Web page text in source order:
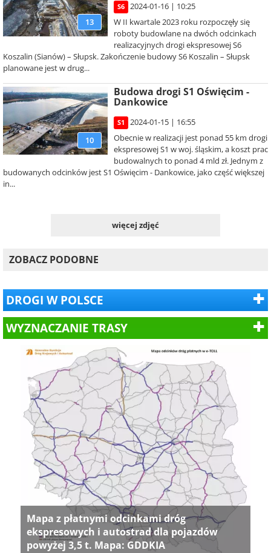
13
S6
2024-01-16 | 10:25
W II kwartale 2023 roku rozpoczęły się
roboty budowlane na dwóch odcinkach
realizacyjnych drogi ekspresowej S6
Koszalin (Sianów) – Słupsk. Zakończenie budowy S6 Koszalin – Słupsk
planowane jest w drug...
10
Budowa drogi S1 Oświęcim -
Dankowice
S1
2024-01-15 | 16:55
Obecnie w realizacji jest ponad 55 km drogi
ekspresowej S1 w woj. śląskim, a koszt prac
budowalnych to ponad 4 mld zł. Jednym z
budowanych odcinków jest S1 Oświęcim - Dankowice, jako część większej
in...
więcej zdjęć
ZOBACZ PODOBNE
DROGI W POLSCE
WYZNACZANIE TRASY
Mapa z płatnymi odcinkami dróg
ekspresowych i autostrad dla pojazdów
powyżej 3,5 t. Mapa: GDDKIA